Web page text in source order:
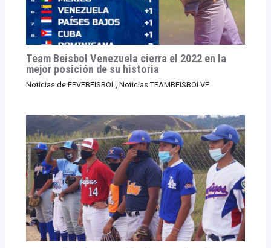
Team Beisbol Venezuela cierra el 2022 en la
mejor posición de su historia
Noticias de FEVEBEISBOL Noticias TEAMBEISBOLVE